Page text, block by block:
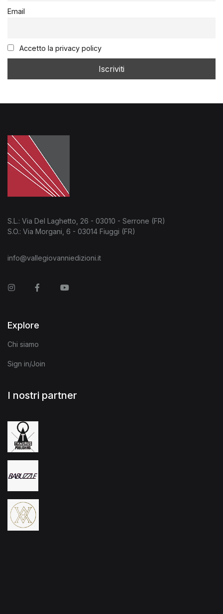
Email
Accetto la privacy policy
S.L.: Via Del Laghetto, 26 - 03010 - Serrone (FR)
S.O.: Via Morgani, 6 - 03014 Fiuggi (FR)
info@vallegiovanniedizioni.it
InstagramFacebookYou Tube
Explore
Chi siamo
Sign in/Join
I nostri partner